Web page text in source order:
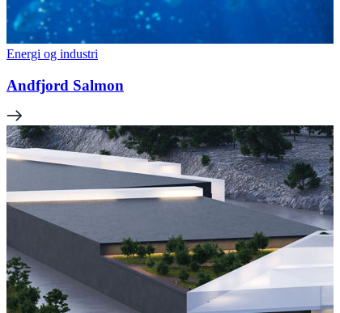
Energi og industri
Andfjord Salmon